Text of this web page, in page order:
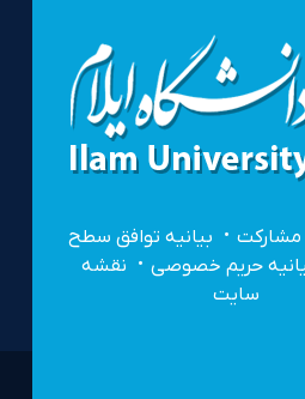
مشارکت
بیانیه توافق سطح
حریم خصوصی
نقشه
سایت